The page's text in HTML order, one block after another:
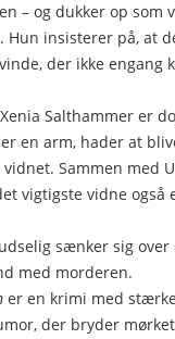
– og dukker op som
Hun insisterer på, at
der ikke engang
Salthammer er
en arm, hader at
Sammen med
vigtigste vidne også
sænker sig over
med morderen.
er en krimi med
der bryder